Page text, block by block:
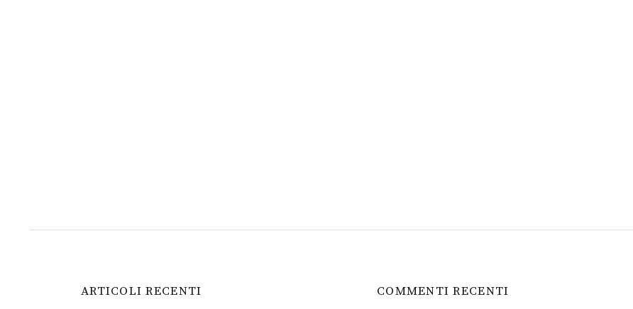
ARTICOLI RECENTI COMMENTI RECENTI